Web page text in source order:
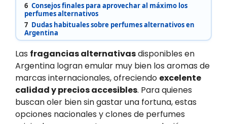
6 Consejos finales para aprovechar al máximo los
perfumes alternativos
7 Dudas habituales sobre perfumes alternativos en
Argentina
Las fragancias alternativasdisponibles en
Argentina logran emular muy bien los aromas de
marcas internacionales, ofreciendo excelente
calidad y precios accesibles. Para quienes
buscan oler bien sin gastar una fortuna, estas
opciones nacionales y clones de perfumes